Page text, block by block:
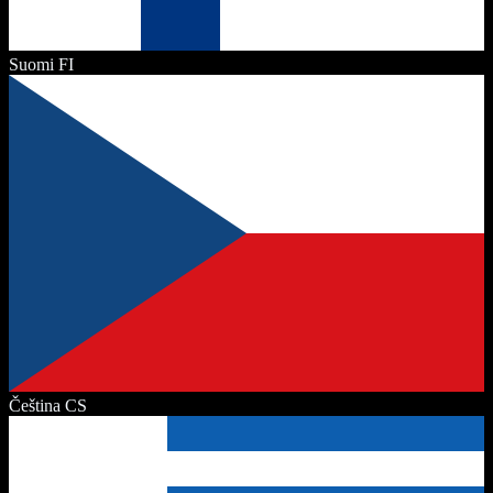
Suomi FI
Čeština CS